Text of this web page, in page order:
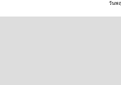
วันพ